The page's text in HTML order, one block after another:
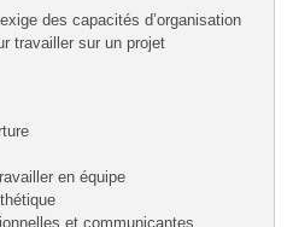
des capacités d’organisation
travailler sur un projet
en équipe
et communicantes